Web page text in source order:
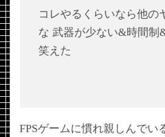
コレやるくらいなら他の
な 武器が少ない&時間制
笑えた
FPSゲームに慣れ親しんでい